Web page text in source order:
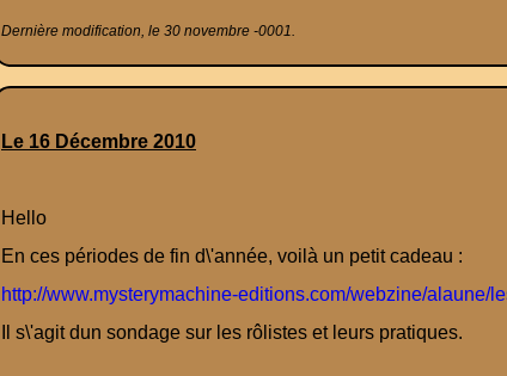
Dernière modification, le 30 novembre -0001.
Le 16 Décembre 2010
Hello
En ces périodes de fin d\'année, voilà un petit cadeau :
http://www.mysterymachine-editions.com/webzine/alaune/
Il s\'agit dun sondage sur les rôlistes et leurs pratiques.